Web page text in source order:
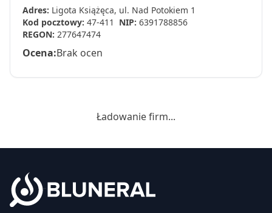
Adres: Ligota Książęca, ul. Nad Potokiem 1
Kod pocztowy: 47-411 NIP: 6391788856
REGON: 277647474
Ocena:Brak ocen
Ładowanie firm...